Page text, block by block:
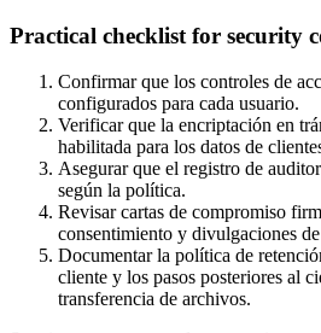
Practical checklist for security
Confirmar que los controles de
configurados para cada usuario.
Verificar que la encriptación en
habilitada para los datos de
Asegurar que el registro de
según la política.
Revisar cartas de compromiso
consentimiento y divulgaciones
Documentar la política de
cliente y los pasos posteriores al
transferencia de archivos.